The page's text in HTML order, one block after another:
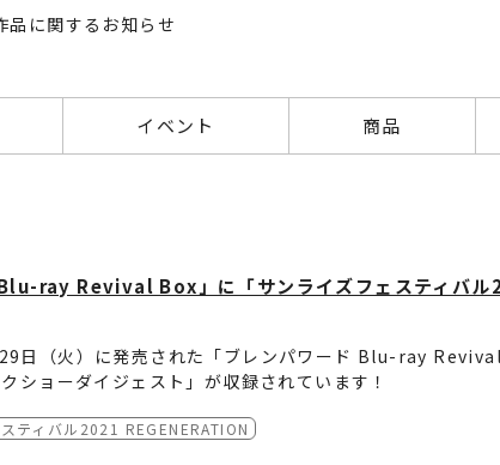
品に関するお知らせ
イベント 商品
ray Revival Box」に「サンライズフェスティバル
日（火）に発売された「ブレンパワード Blu-ray
ショーダイジェスト」が収録されています！
ションを制作してきたサンライズが映画館とタッグを組
ティバル2021 REGENERATION